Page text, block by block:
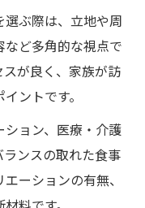
ぶ際は、立地や周
ど多角的な視点で
が良く、家族が訪
ントです。
ション、医療・介護
ンスの取れた食事
ーションの有無、